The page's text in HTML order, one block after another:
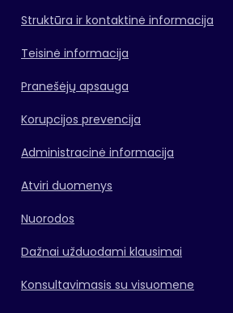
Struktūra ir kontaktinė informacija
Teisinė informacija
Pranešėjų apsauga
Korupcijos prevencija
Administracinė informacija
Atviri duomenys
Nuorodos
Dažnai užduodami klausimai
Konsultavimasis su visuomene